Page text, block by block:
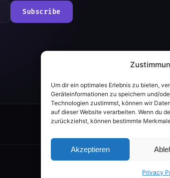
Um dir ein optimales Erlebnis zu bieten,
Geräteinformationen zu speichern und/
Technologien zustimmst, können wir
auf dieser Website verarbeiten. Wenn du
zurückziehst, können bestimmte
Akzeptieren
Privacy
Subscribe